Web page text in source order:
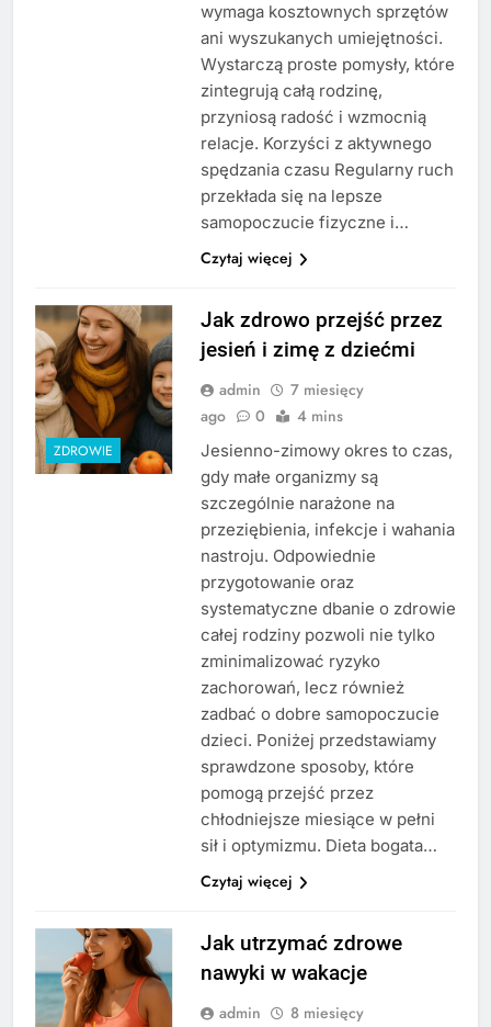
wymaga kosztownych sprzętów
ani wyszukanych umiejętności.
Wystarczą proste pomysły, które
zintegrują całą rodzinę,
przyniosą radość i wzmocnią
relacje. Korzyści z aktywnego
spędzania czasu Regularny ruch
przekłada się na lepsze
samopoczucie fizyczne i…
Czytaj więcej
ZDROWIE
Jak zdrowo przejść przez
jesień i zimę z dziećmi
admin
7 miesięcy
ago
0 4 mins
Jesienno-zimowy okres to czas,
gdy małe organizmy są
szczególnie narażone na
przeziębienia, infekcje i wahania
nastroju. Odpowiednie
przygotowanie oraz
systematyczne dbanie o zdrowie
całej rodziny pozwoli nie tylko
zminimalizować ryzyko
zachorowań, lecz również
zadbać o dobre samopoczucie
dzieci. Poniżej przedstawiamy
sprawdzone sposoby, które
pomogą przejść przez
chłodniejsze miesiące w pełni
sił i optymizmu. Dieta bogata…
Czytaj więcej
Jak utrzymać zdrowe
nawyki w wakacje
admin
8 miesięcy